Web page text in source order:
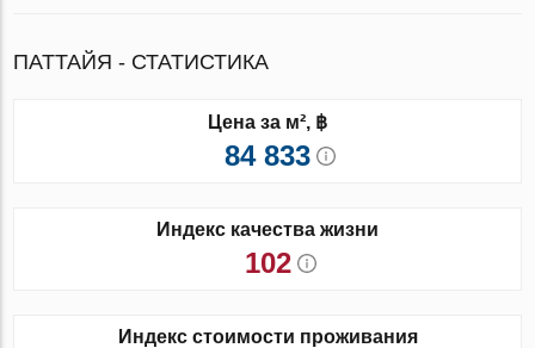
ПАТТАЙЯ - СТАТИСТИКА
Цена за м², ฿
84 833
Индекс качества жизни
102
Индекс стоимости проживания